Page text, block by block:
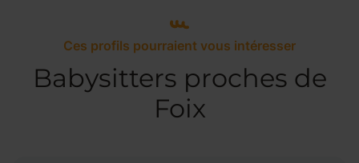
Ces profils pourraient vous intéresser
Babysitters proches de
Foix